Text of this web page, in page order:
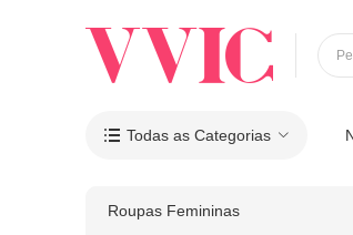
 Todas as Categorias
Roupas Femininas